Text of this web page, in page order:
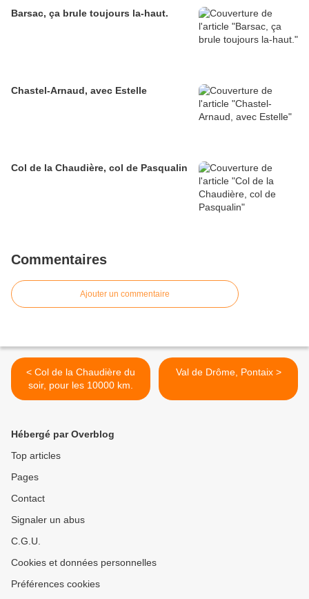
Barsac, ça brule toujours la-haut.
Chastel-Arnaud, avec Estelle
Col de la Chaudière, col de Pasqualin
Commentaires
Ajouter un commentaire
< Col de la Chaudière du
soir, pour les 10000 km.
Val de Drôme, Pontaix >
Hébergé par Overblog
Top articles
Pages
Contact
Signaler un abus
C.G.U.
Cookies et données personnelles
Préférences cookies